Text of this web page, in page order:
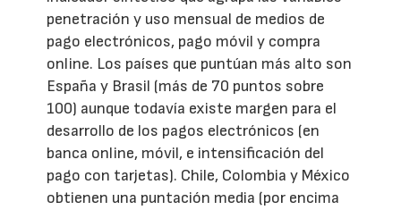
penetración y uso mensual de medios de
pago electrónicos, pago móvil y compra
online. Los países que puntúan más alto son
España y Brasil (más de 70 puntos sobre
100) aunque todavía existe margen para el
desarrollo de los pagos electrónicos (en
banca online, móvil, e intensificación del
pago con tarjetas). Chile, Colombia y México
obtienen una puntación media (por encima